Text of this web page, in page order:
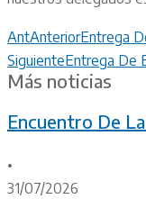
AntAnteriorEntrega
SiguienteEntrega De
Más noticias
Encuentro De
•
31/07/2026